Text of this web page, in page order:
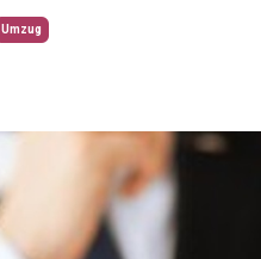
Umzug